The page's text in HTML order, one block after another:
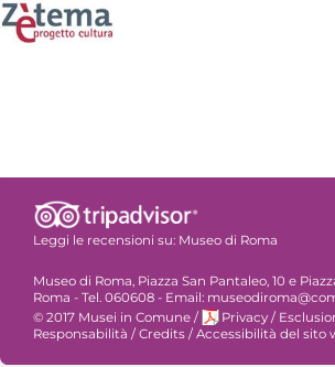
Leggi le recensioni su: Museo di Roma
Museo di Roma, Piazza San Pantaleo, 10 e
Roma - Tel. 060608 - Email:
© 2017 Musei in Comune / Privacy /
Responsabilità / Credits / Accessibilità del sito